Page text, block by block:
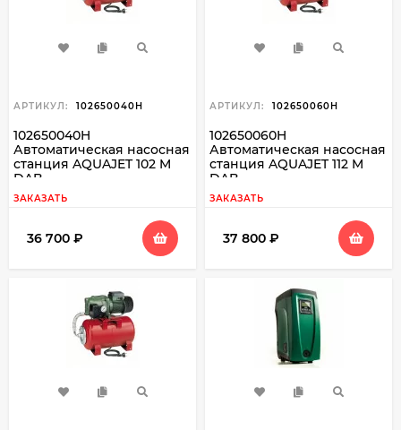
АРТИКУЛ: 102650040H
102650040H
Автоматическая насосная
станция AQUAJET 102 M
DAB
ЗАКАЗАТЬ
36 700 ₽
АРТИКУЛ: 102650060H
102650060H
Автоматическая насосная
станция AQUAJET 112 M
DAB
ЗАКАЗАТЬ
37 800 ₽